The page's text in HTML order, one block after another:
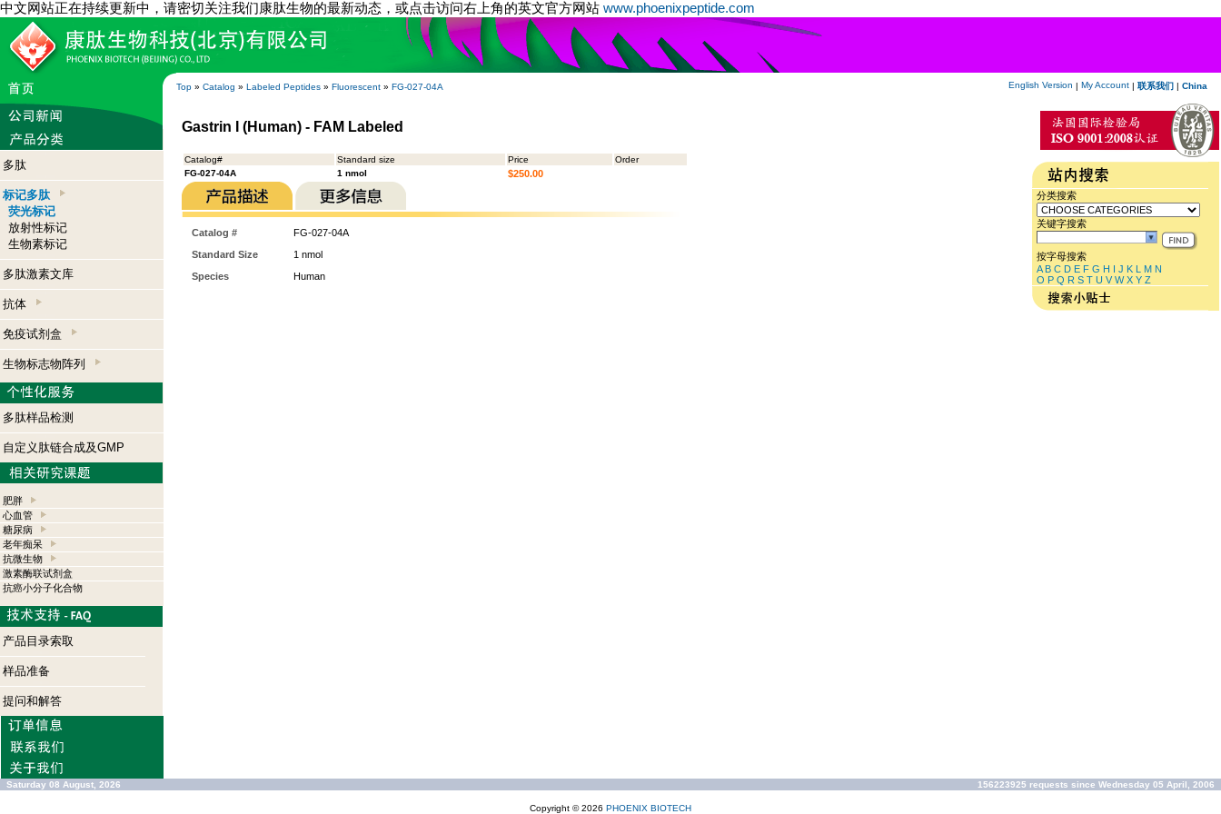
中文网站正在持续更新中，请密切关注我们康肽生物的最新动态，或点击访问右上角的英文官方网站 www.phoenixpeptide.com
Top » Catalog » Labeled Peptides » Fluorescent » FG-027-04A English Version | My Account | 联系我们 | China
多肽
标记多肽
荧光标记
放射性标记
生物素标记
多肽激素文库
抗体
免疫试剂盒
生物标志物阵列
多肽样品检测
自定义肽链合成及GMP
肥胖
心血管
糖尿病
老年痴呆
抗微生物
激素酶联试剂盒
抗癌小分子化合物
产品目录索取
样品准备
提问和解答
Gastrin I (Human) - FAM Labeled
Catalog# Standard size Price
Order
FG-027-04A
1 nmol $250.00
Catalog #
FG-027-04A
Standard Size
1 nmol
Species
Human
分类搜索
关键字搜索
按字母搜索
A B C D E F G H I J K L M N
O P Q R S T U V W X Y Z
Saturday 08 August, 2026 156223925 requests since Wednesday 05 April, 2006
Copyright © 2026 PHOENIX BIOTECH